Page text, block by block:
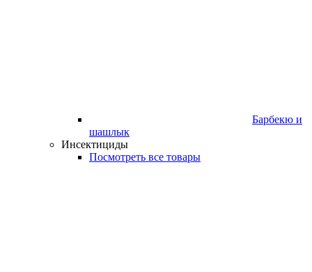
Барбекю и
шашлык
Инсектициды
Посмотреть все товары